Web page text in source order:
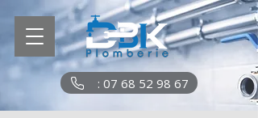
: 07 68 52 98 67